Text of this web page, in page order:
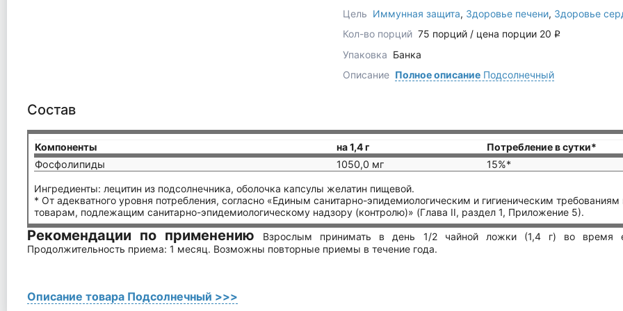
Цель Иммунная защита, Здоровье печени, Здоровье
Кол-во порций 75 порций / цена порции 20 q
Упаковка Банка
Описание Полное описаниеПодсолнечный
Состав
Компоненты на 1,4 г
Потребление в сутки*
Фосфолипиды
1050,0 мг 15%*
Ингредиенты: лецитин из подсолнечника, оболочка капсулы желатин пищевой.
* От адекватного уровня потребления, согласно «Единым санитарно-эпидемиологическим и гигиеническим требованиям
товарам, подлежащим санитарно-эпидемиологическому надзору (контролю)» (Глава II, раздел 1, Приложение 5).
Рекомендации по применению
Взрослым принимать в день 1/2 чайной ложки (1,4 г) во время
Продолжительность приема: 1 месяц. Возможны повторные приемы в течение года.
Описание товара Подсолнечный >>>